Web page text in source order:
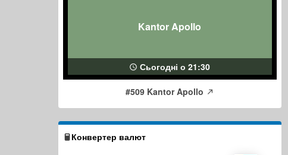
Kantor Apollo
Сьогодні о 21:30
#509 Kantor Apollo
Конвертер валют